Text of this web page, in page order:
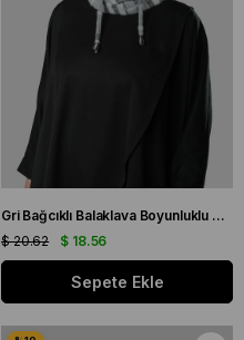
Gri Bağcıklı Balaklava Boyunluklu Bere Jakar Ekoseli 2323_15
$ 18.56
$ 20.62
Sepete Ekle